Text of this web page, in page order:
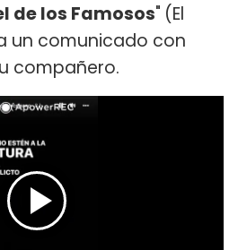
de los Famosos" (El
un comunicado con
compañero.